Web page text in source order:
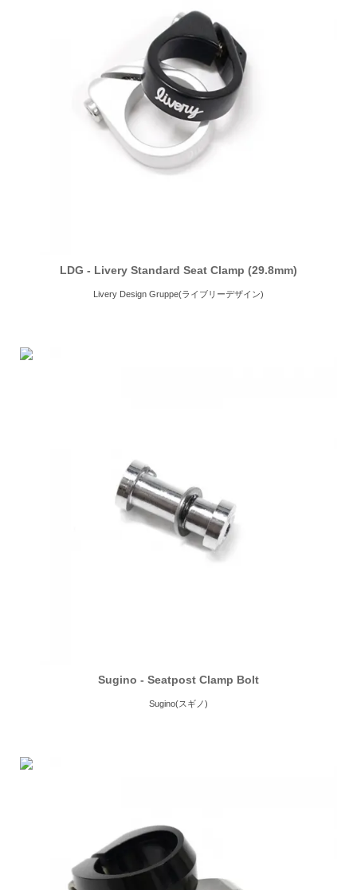
LDG - Livery Standard Seat Clamp (29.8mm)
Livery Design Gruppe(ライブリーデザイン)
Sugino - Seatpost Clamp Bolt
Sugino(スギノ)